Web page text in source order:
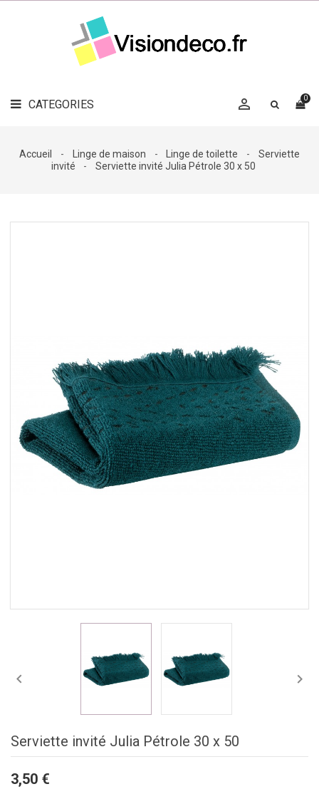
CATEGORIES 0

LE
MAG
DÉCO

DÉCO
Accueil Linge de maison Linge de toilette
Serviette
invité
Serviette invité Julia Pétrole 30 x 50
 
Serviette invité Julia Pétrole 30 x 50
3,50 €